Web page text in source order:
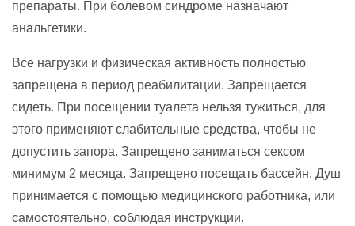
препараты. При болевом синдроме назначают
анальгетики.
Все нагрузки и физическая активность полностью
запрещена в период реабилитации. Запрещается
сидеть. При посещении туалета нельзя тужиться, для
этого применяют слабительные средства, чтобы не
допустить запора. Запрещено заниматься сексом
минимум 2 месяца. Запрещено посещать бассейн. Душ
принимается с помощью медицинского работника, или
самостоятельно, соблюдая инструкции.